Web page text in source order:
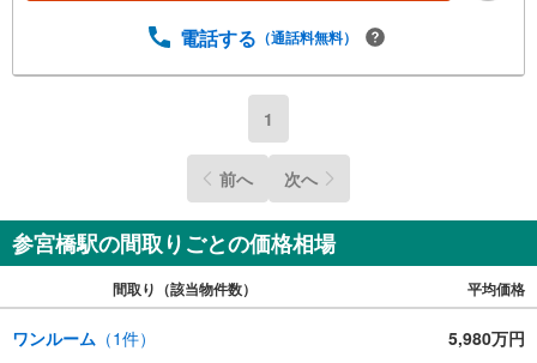
0】上記時間はお電話が繋がりやすくなっております。お気
タンよりご希望の日時をご記入いただけますとスムーズに
古い物件のローンも得意としており、最適な銀行をご提案
します。**リフォーム**理想の間取り、テイストを作り上げ
られます！リフォームプランナーの同行も可能です。
電話する （通話料無料）
1
前へ 次へ
参宮橋駅の間取りごとの価格相場
間取り（該当物件数） 平均価格
ワンルーム （1件） 5,980万円